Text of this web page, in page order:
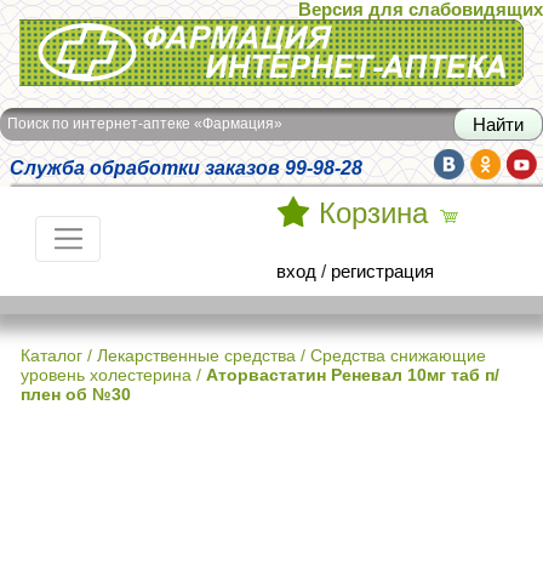
Интернет-аптека Фармация
Версия для слабовидящих
Поиск по интернет-аптеке «Фармация»
Служба обработки заказов 99-98-28
Корзина
вход / регистрация
Каталог / Лекарственные средства / Средства снижающие
уровень холестерина / Аторвастатин Реневал 10мг таб п/
плен об №30